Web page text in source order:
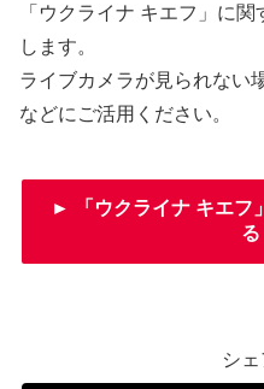
「ウクライナ キエフ」に
します。
ライブカメラが見られない
などにご活用ください。
► 「ウクライナ キエフ
る
シ